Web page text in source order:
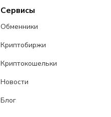
Сервисы
Обменники
Криптобиржи
Криптокошельки
Новости
Блог